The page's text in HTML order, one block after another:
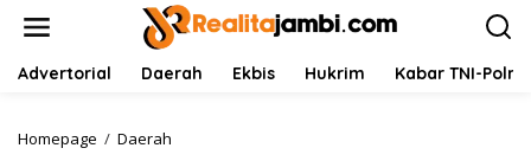
Advertorial Daerah Ekbis Hukrim Kabar TNI-Polri
Homepage / Daerah